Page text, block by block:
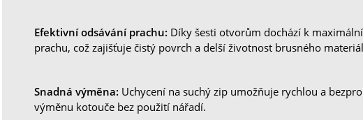
Efektivní odsávání prachu: Díky šesti otvorům dochází k
prachu, což zajišťuje čistý povrch a delší životnost brusného
Snadná výměna: Uchycení na suchý zip umožňuje rychlou a
výměnu kotouče bez použití nářadí.